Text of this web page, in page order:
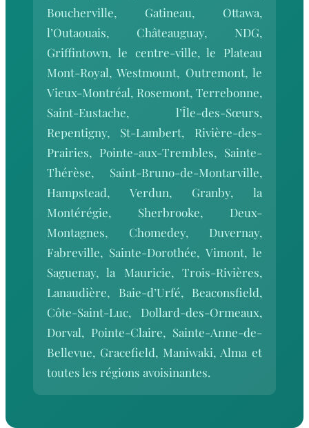
Boucherville, Gatineau, Ottawa,
l’Outaouais, Châteauguay, NDG,
Griffintown, le centre-ville, le Plateau
Mont-Royal, Westmount, Outremont, le
Vieux-Montréal, Rosemont, Terrebonne,
Saint-Eustache, l’Île-des-Sœurs,
Repentigny, St-Lambert, Rivière-des-
Prairies, Pointe-aux-Trembles, Sainte-
Thérèse, Saint-Bruno-de-Montarville,
Hampstead, Verdun, Granby, la
Montérégie, Sherbrooke, Deux-
Montagnes, Chomedey, Duvernay,
Fabreville, Sainte-Dorothée, Vimont, le
Saguenay, la Mauricie, Trois-Rivières,
Lanaudière, Baie-d’Urfé, Beaconsfield,
Côte-Saint-Luc, Dollard-des-Ormeaux,
Dorval, Pointe-Claire, Sainte-Anne-de-
Bellevue, Gracefield, Maniwaki, Alma et
toutes les régions avoisinantes.